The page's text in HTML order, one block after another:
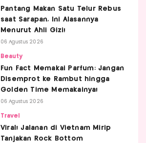
Pantang Makan Satu Telur Rebus
saat Sarapan, Ini Alasannya
Menurut Ahli Gizi!
06 Agustus 2026
Beauty
Fun Fact Memakai Parfum: Jangan
Disemprot ke Rambut hingga
Golden Time Memakainya!
06 Agustus 2026
Travel
Viral! Jalanan di Vietnam Mirip
Tanjakan Rock Bottom